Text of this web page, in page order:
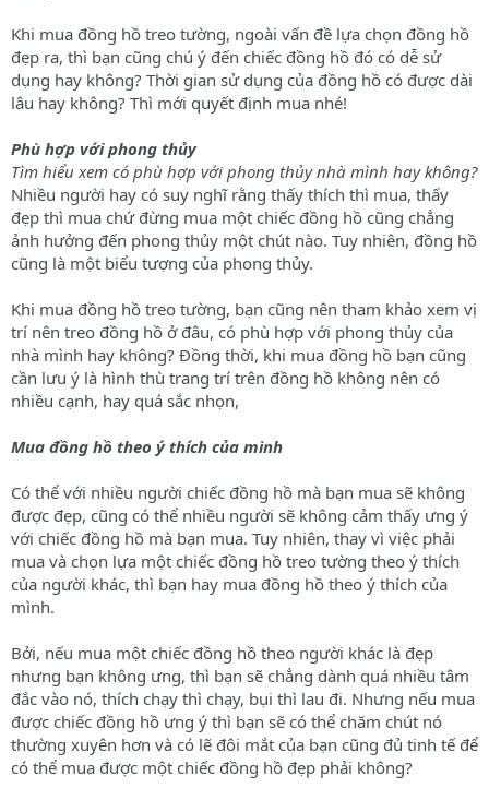
Khi mua đồng hồ treo tường, ngoài vấn đề lựa chọn đồng hồ
đẹp ra, thì bạn cũng chú ý đến chiếc đồng hồ đó có dễ sử
dụng hay không? Thời gian sử dụng của đồng hồ có được dài
lâu hay không? Thì mới quyết định mua nhé!
Phù hợp với phong thủy
Tìm hiểu xem có phù hợp với phong thủy nhà mình hay không?
Nhiều người hay có suy nghĩ rằng thấy thích thì mua, thấy
đẹp thì mua chứ đừng mua một chiếc đồng hồ cũng chẳng
ảnh hưởng đến phong thủy một chút nào. Tuy nhiên, đồng hồ
cũng là một biểu tượng của phong thủy.
Khi mua đồng hồ treo tường, bạn cũng nên tham khảo xem vị
trí nên treo đồng hồ ở đâu, có phù hợp với phong thủy của
nhà mình hay không? Đồng thời, khi mua đồng hồ bạn cũng
cần lưu ý là hình thù trang trí trên đồng hồ không nên có
nhiều cạnh, hay quá sắc nhọn,
Mua đồng hồ theo ý thích của mình
Có thể với nhiều người chiếc đồng hồ mà bạn mua sẽ không
được đẹp, cũng có thể nhiều người sẽ không cảm thấy ưng ý
với chiếc đồng hồ mà bạn mua. Tuy nhiên, thay vì việc phải
mua và chọn lựa một chiếc đồng hồ treo tường theo ý thích
của người khác, thì bạn hay mua đồng hồ theo ý thích của
mình.
Bởi, nếu mua một chiếc đồng hồ theo người khác là đẹp
nhưng bạn không ưng, thì bạn sẽ chẳng dành quá nhiều tâm
đắc vào nó, thích chạy thì chạy, bụi thì lau đi. Nhưng nếu mua
được chiếc đồng hồ ưng ý thì bạn sẽ có thể chăm chút nó
thường xuyên hơn và có lẽ đôi mắt của bạn cũng đủ tinh tế để
có thể mua được một chiếc đồng hồ đẹp phải không?